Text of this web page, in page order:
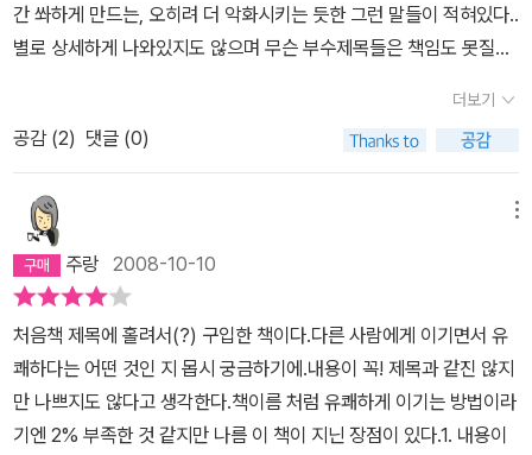
간 쏴하게 만드는, 오히려 더 악화시키는 듯한 그런 말들이 적혀있다..
별로 상세하게 나와있지도 않으며 무슨 부수제목들은 책임도 못질만
래'라는 말이 파트를 넘길때마다 나온다누구나 그런방법들을 생각할
수있으며 또한 결코 관계를 깨뜨리지않는건 아니다오히려 이 책에 나
와있는 내용들로 본다면 '아 저사람은 참 냉담하고 직설적인 사람이
네'라는 안좋은 소문만 날것이다;; 아 베스트셀러에 걸맞는 그런 책은
아니다
더보기
공감 (2) 댓글 (0)
주랑 2008-10-10
처음책 제목에 홀려서(?) 구입한 책이다.다른 사람에게 이기면서 유
쾌하다는 어떤 것인 지 몹시 궁금하기에.내용이 꼭! 제목과 같진 않지
만 나쁘지도 않다고 생각한다.책이름 처럼 유쾌하게 이기는 방법이라
기엔 2% 부족한 것 같지만 나름 이 책이 지닌 장점이 있다.1. 내용이